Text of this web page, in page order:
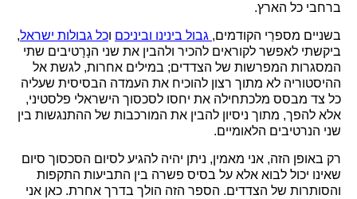
ברחבי כל הארץ.
בשניים מספרַי הקודמים, גבול בינינו וביניכם וכל גבולות ישראל,
ביקשתי לאפשר לקוראים להכיר ולהבין את שני הנָרָטיבים שתי
המסגרות המפרשות של הצדדים; במילים אחרות, לגשת אל
ההיסטוריה לא מתוך רצון להוכיח את העמדה הבסיסית שעליה
כל צד מבסס מלכתחילה את יחסו לסכסוך הישראלי פלסטיני,
אלא להפך, מתוך ניסיון להבין את המורכבות של ההתנגשות בין
שני הנרטיבים הלאומיים.
רק באופן הזה, אני מאמין, ניתן יהיה להגיע לסיום הסכסוך סיום
שאינו יכול לבוא אלא על בסיס פשרה בין התביעות התקפות
והסותרות של הצדדים. הספר הזה הולך בדרך אחרת. כאן אני